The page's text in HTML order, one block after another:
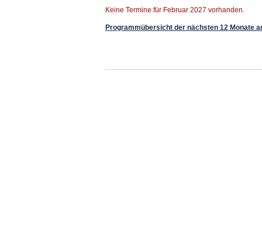
Keine Termine für Februar 2027 vorhanden.
Programmübersicht der nächsten 12 Monate